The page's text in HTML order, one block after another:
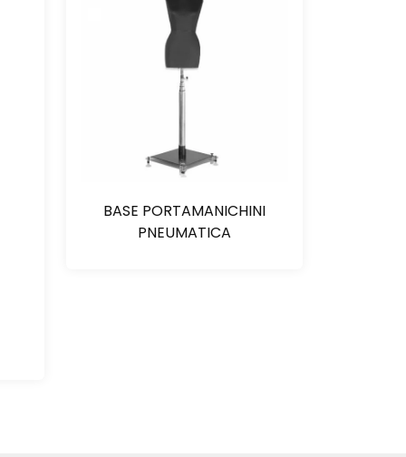
BASE PORTAMANICHINI
PNEUMATICA